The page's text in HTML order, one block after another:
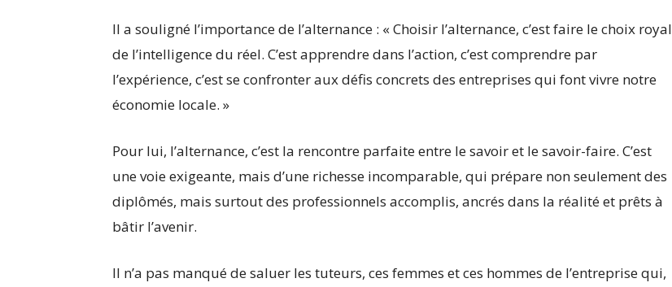
Il a souligné l’importance de l’alternance : « Choisir l’alternance, c’est faire le choix royal
de l’intelligence du réel. C’est apprendre dans l’action, c’est comprendre par
l’expérience, c’est se confronter aux défis concrets des entreprises qui font vivre notre
économie locale. »
Pour lui, l’alternance, c’est la rencontre parfaite entre le savoir et le savoir-faire. C’est
une voie exigeante, mais d’une richesse incomparable, qui prépare non seulement des
diplômés, mais surtout des professionnels accomplis, ancrés dans la réalité et prêts à
bâtir l’avenir.
Il n’a pas manqué de saluer les tuteurs, ces femmes et ces hommes de l’entreprise qui,